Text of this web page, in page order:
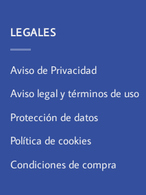
LEGALES
Aviso de Privacidad
Aviso legal y términos de uso
Protección de datos
Política de cookies
Condiciones de compra